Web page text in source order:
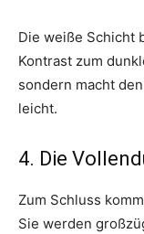
Die weiße Schicht
Kontrast zum
sondern macht
leicht.
4. Die
Zum Schluss
Sie werden